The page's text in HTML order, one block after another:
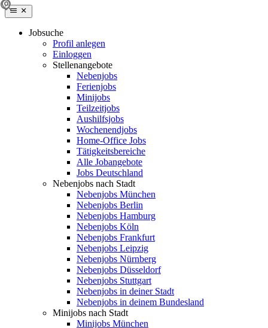
Jobsuche
Profil anlegen
Einloggen
Stellenangebote
Nebenjobs
Ferienjobs
Minijobs
Teilzeitjobs
Aushilfsjobs
Wochenendjobs
Home-Office Jobs
Tätigkeitsbereiche
Alle Jobangebote
Jobs Deutschland
Nebenjobs nach Stadt
Nebenjobs München
Nebenjobs Berlin
Nebenjobs Hamburg
Nebenjobs Köln
Nebenjobs Frankfurt
Nebenjobs Leipzig
Nebenjobs Nürnberg
Nebenjobs Düsseldorf
Nebenjobs Stuttgart
Nebenjobs in deiner Stadt
Nebenjobs in deinem Bundesland
Minijobs nach Stadt
Minijobs München